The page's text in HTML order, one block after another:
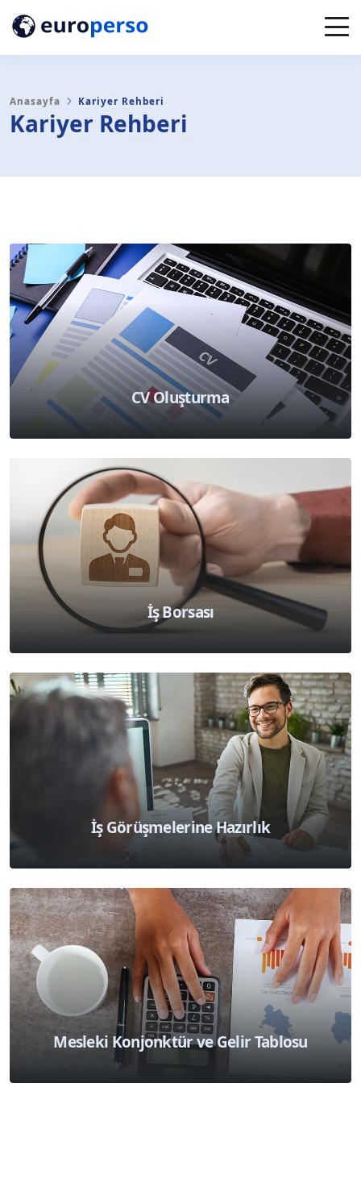
Kariyer Rehberi
Anasayfa Kariyer Rehberi
CV Oluşturma
İş Borsası
İş Görüşmelerine Hazırlık
Mesleki Konjonktür ve Gelir Tablosu